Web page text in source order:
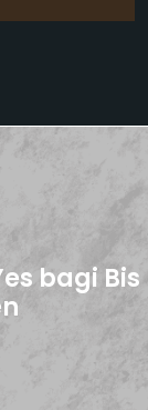
bagi Bis